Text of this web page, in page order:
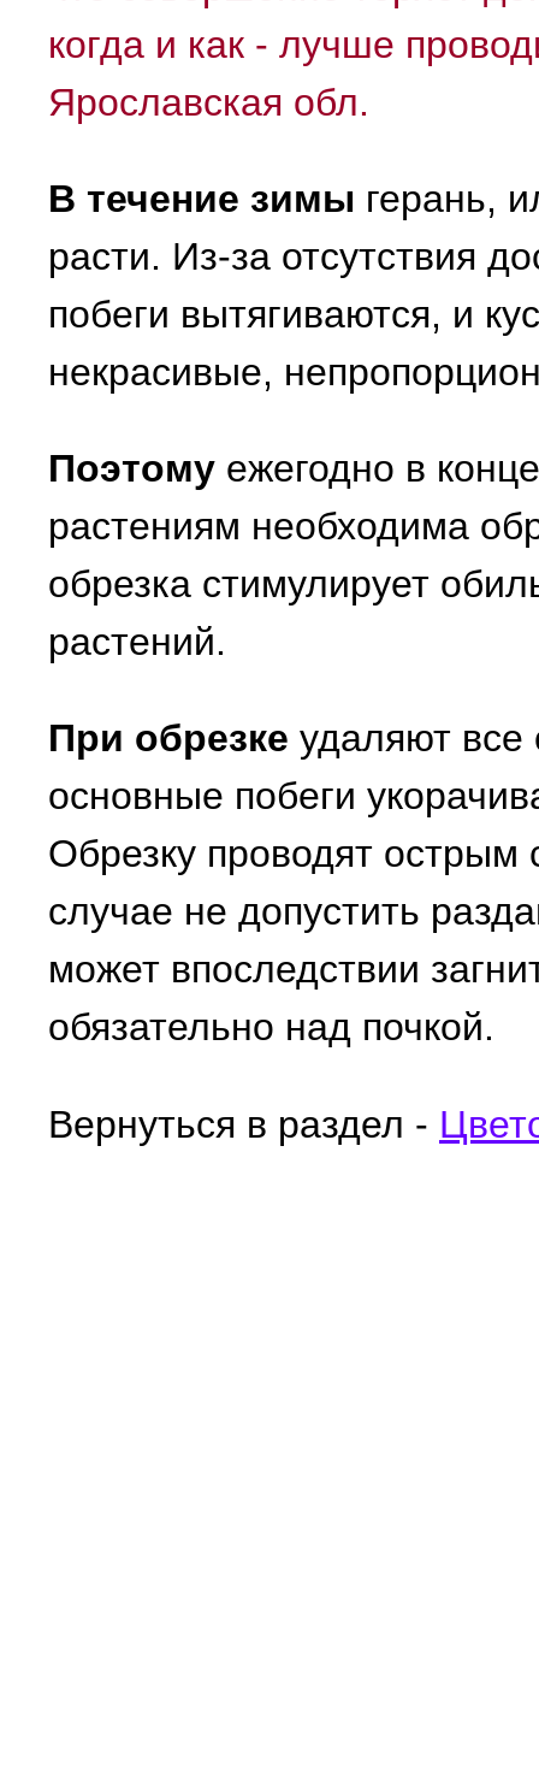
когда и как - лучше
Ярославская обл.
В течение зимы герань,
расти. Из-за отсутствия
побеги вытягиваются, и
некрасивые,
Поэтому ежегодно в
растениям необходима
обрезка стимулирует
растений.
При обрезке удаляют все
основные побеги
Обрезку проводят острым
случае не допустить
может впоследствии
обязательно над почкой.
Вернуться в раздел -